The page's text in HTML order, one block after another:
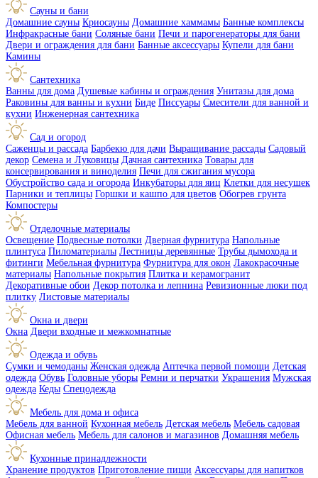
Сауны и бани
Домашние сауны Криосауны Домашние хаммамы Банные комплексы
Инфракрасные бани Соляные бани Печи и парогенераторы для бани
Двери и ограждения для бани Банные аксессуары Купели для бани
Камины
Сантехника
Ванны для дома Душевые кабины и ограждения Унитазы для дома
Раковины для ванны и кухни Биде Писсуары Смесители для ванной и
кухни Инженерная сантехника
Сад и огород
Саженцы и рассада Барбекю для дачи Выращивание рассады Садовый
декор Семена и Луковицы Дачная сантехника Товары для
консервирования и виноделия Печи для сжигания мусора
Обустройство сада и огорода Инкубаторы для яиц Клетки для несушек
Парники и теплицы Горшки и кашпо для цветов Обогрев грунта
Компостеры
Отделочные материалы
Освещение Подвесные потолки Дверная фурнитура Напольные
плинтуса Пиломатериалы Лестницы деревянные Трубы дымохода и
фитинги Мебельная фурнитура Фурнитура для окон Лакокрасочные
материалы Напольные покрытия Плитка и керамогранит
Декоративные обои Декор потолка и лепнина Ревизионные люки под
плитку Листовые материалы
Окна и двери
Окна Двери входные и межкомнатные
Одежда и обувь
Сумки и чемоданы Женская одежда Аптечка первой помощи Детская
одежда Обувь Головные уборы Ремни и перчатки Украшения Мужская
одежда Кеды Спецодежда
Мебель для дома и офиса
Мебель для ванной Кухонная мебель Детская мебель Мебель садовая
Офисная мебель Мебель для салонов и магазинов Домашняя мебель
Кухонные принадлежности
Хранение продуктов Приготовление пищи Аксессуары для напитков